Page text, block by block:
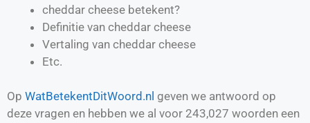
cheddar cheese betekent?
Definitie van cheddar cheese
Vertaling van cheddar cheese
Etc.
Op WatBetekentDitWoord.nl geven we antwoord op
deze vragen en hebben we al voor 243,027 woorden een